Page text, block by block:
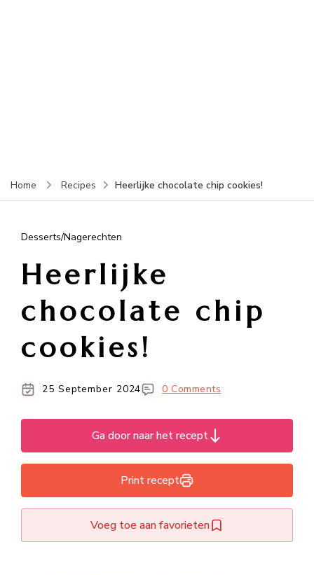
Home Recipes Heerlijke chocolate chip cookies!
Desserts/Nagerechten
Heerlijke
chocolate chip
cookies!
25 September 2024 0 Comments
Ga door naar het recept
Print recept
Voeg toe aan favorieten